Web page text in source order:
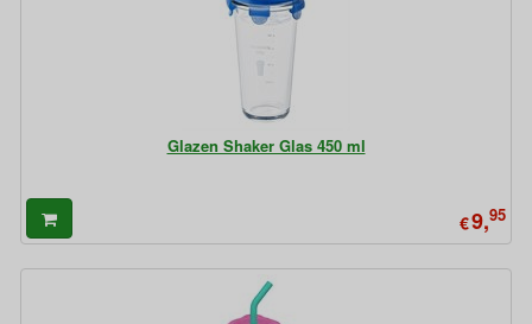
Glazen Shaker Glas 450 ml
€9,95